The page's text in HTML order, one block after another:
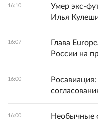
16:10
Умер экс-
Илья
16:07
Глава
России на
16:00
16:00
Необычные